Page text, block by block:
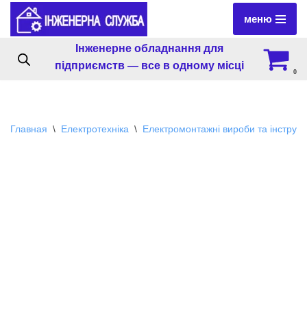
Перейти
содержимому
меню
Інженерне обладнання для
підприємств — все в одному місці
0
Главная \ Електротехніка \ Електромонтажні вироби та